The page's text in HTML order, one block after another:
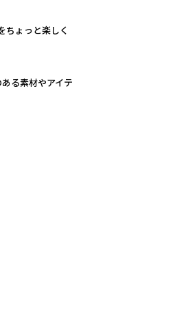
ちょっと楽しく
ある素材やアイテ